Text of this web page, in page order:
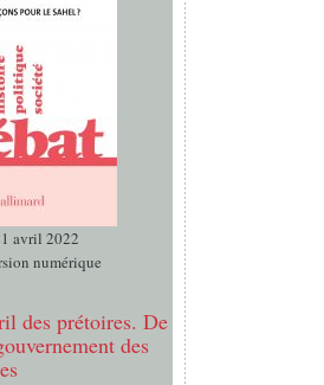
avril 2022
numérique
des prétoires. De
des